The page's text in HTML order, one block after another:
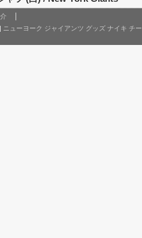
| ニューヨーク ジャイアンツ グッズ ナイキ チー